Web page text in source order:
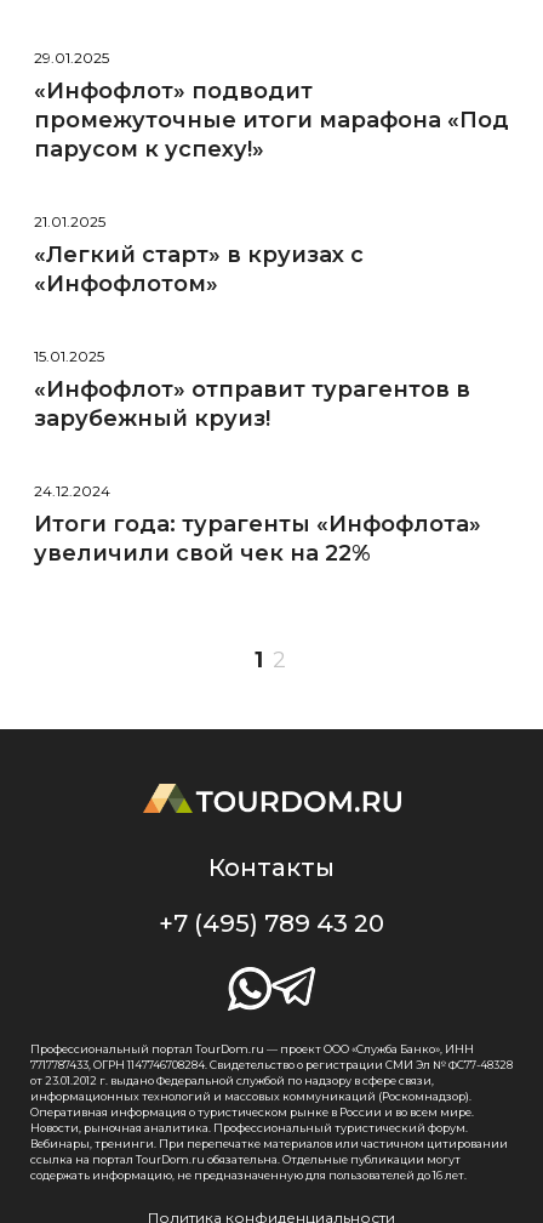
29.01.2025
«Инфофлот» подводит
промежуточные итоги марафона «Под
парусом к успеху!»
21.01.2025
«Легкий старт» в круизах с
«Инфофлотом»
15.01.2025
«Инфофлот» отправит турагентов в
зарубежный круиз!
24.12.2024
Итоги года: турагенты «Инфофлота»
увеличили свой чек на 22%
1 2
Контакты
+7 (495) 789 43 20
Профессиональный портал TourDom.ru — проект ООО «Служба Банко», ИНН
7717787433, ОГРН 1147746708284. Свидетельство о регистрации СМИ Эл № ФС77-48328
от 23.01.2012 г. выдано Федеральной службой по надзору в сфере связи,
информационных технологий и массовых коммуникаций (Роскомнадзор).
Оперативная информация о туристическом рынке в России и во всем мире.
Новости, рыночная аналитика. Профессиональный туристический форум.
Вебинары, тренинги. При перепечатке материалов или частичном цитировании
ссылка на портал TourDom.ru обязательна. Отдельные публикации могут
содержать информацию, не предназначенную для пользователей до 16 лет.
Политика конфиденциальности